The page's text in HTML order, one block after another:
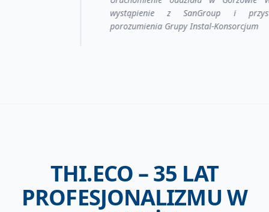
z SanGroup i przystąpienie do
sukcesji)
THI.ECO – 35 LAT
PROFESJONALIZMU W